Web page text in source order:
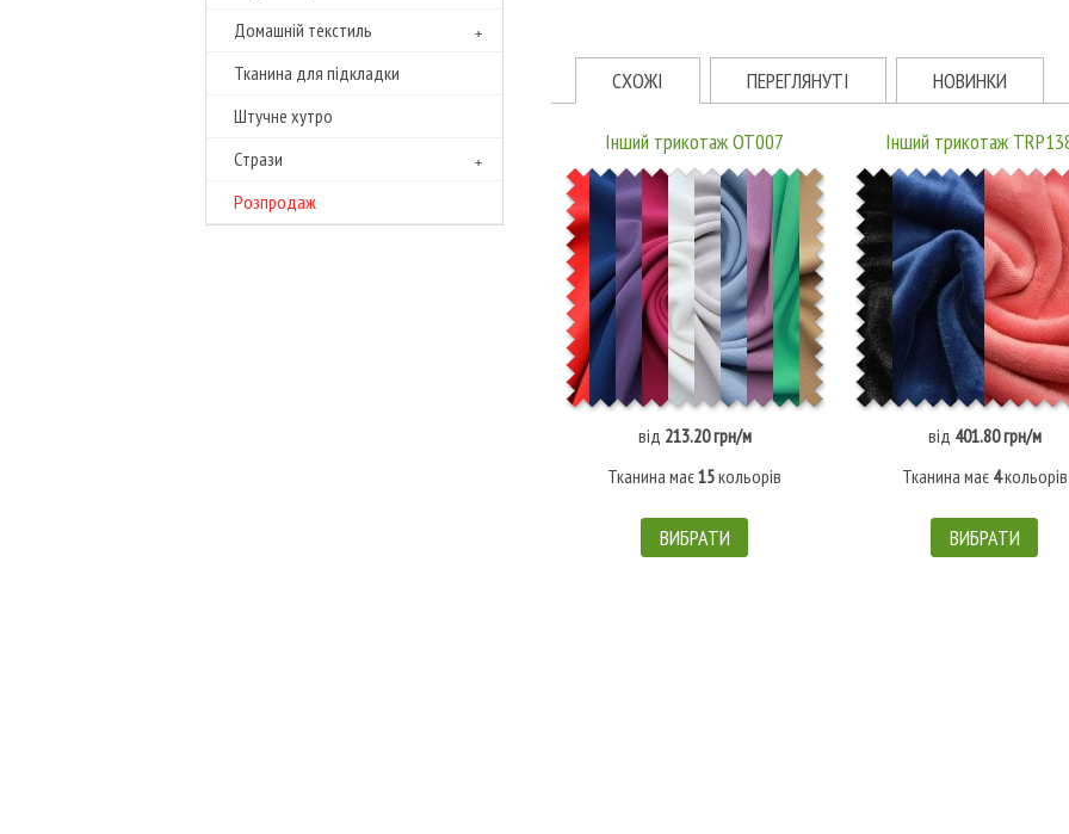
Домашній текстиль
Тканина для підкладки
Штучне хутро
Cтрази
Розпродаж
СХОЖІ ПЕРЕГЛЯНУТІ НОВИНКИ
Інший трикотаж OT007
від 213.20 грн/м
Тканина має15кольорів
ВИБРАТИ
Інший трикотаж
від 401.80 грн/м
Тканина має 4кольорів
ВИБРАТИ